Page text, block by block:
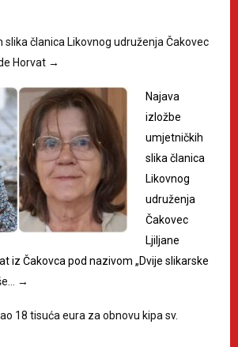
slika članica Likovnog udruženja Čakovec
Horvat →
Najava
izložbe
umjetničkih
slika članica
Likovnog
udruženja
Čakovec
Ljiljane
iz Čakovca pod nazivom „Dvije slikarske
→
18 tisuća eura za obnovu kipa sv.